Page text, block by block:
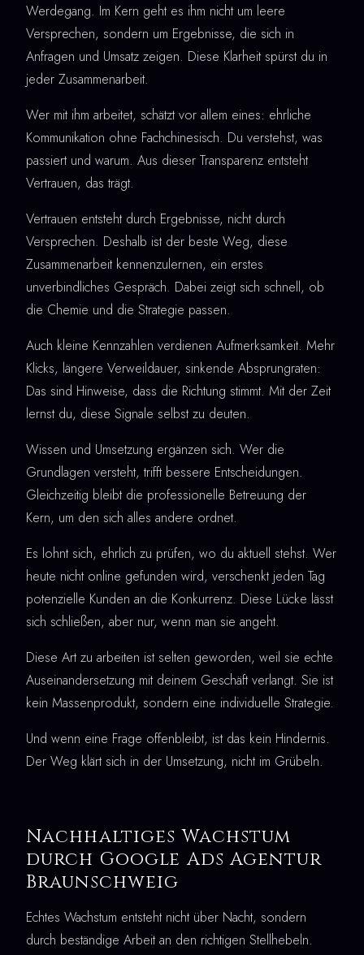
Werdegang. Im Kern geht es ihm nicht um leere
Versprechen, sondern um Ergebnisse, die sich in
Anfragen und Umsatz zeigen. Diese Klarheit spürst du in
jeder Zusammenarbeit.
Wer mit ihm arbeitet, schätzt vor allem eines: ehrliche
Kommunikation ohne Fachchinesisch. Du verstehst, was
passiert und warum. Aus dieser Transparenz entsteht
Vertrauen, das trägt.
Vertrauen entsteht durch Ergebnisse, nicht durch
Versprechen. Deshalb ist der beste Weg, diese
Zusammenarbeit kennenzulernen, ein erstes
unverbindliches Gespräch. Dabei zeigt sich schnell, ob
die Chemie und die Strategie passen.
Auch kleine Kennzahlen verdienen Aufmerksamkeit. Mehr
Klicks, längere Verweildauer, sinkende Absprungraten:
Das sind Hinweise, dass die Richtung stimmt. Mit der Zeit
lernst du, diese Signale selbst zu deuten.
Wissen und Umsetzung ergänzen sich. Wer die
Grundlagen versteht, trifft bessere Entscheidungen.
Gleichzeitig bleibt die professionelle Betreuung der
Kern, um den sich alles andere ordnet.
Es lohnt sich, ehrlich zu prüfen, wo du aktuell stehst. Wer
heute nicht online gefunden wird, verschenkt jeden Tag
potenzielle Kunden an die Konkurrenz. Diese Lücke lässt
sich schließen, aber nur, wenn man sie angeht.
Diese Art zu arbeiten ist selten geworden, weil sie echte
Auseinandersetzung mit deinem Geschäft verlangt. Sie ist
kein Massenprodukt, sondern eine individuelle Strategie.
Und wenn eine Frage offenbleibt, ist das kein Hindernis.
Der Weg klärt sich in der Umsetzung, nicht im Grübeln.
Nachhaltiges Wachstum
durch Google Ads Agentur
Braunschweig
Echtes Wachstum entsteht nicht über Nacht, sondern
durch beständige Arbeit an den richtigen Stellhebeln.